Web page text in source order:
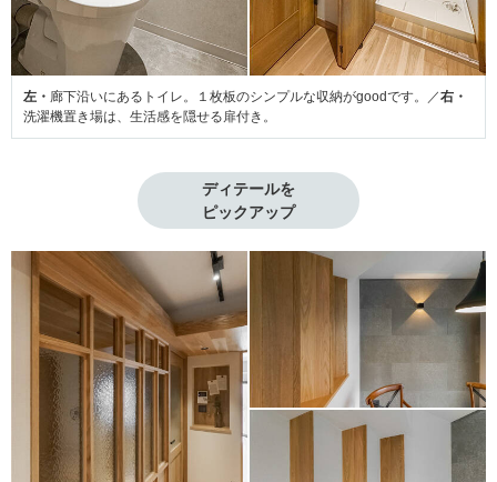
左・ 廊下沿いにあるトイレ。１枚板のシンプルな収納がgoodです。／右・
洗濯機置き場は、生活感を隠せる扉付き。
ディテールを
ピックアップ